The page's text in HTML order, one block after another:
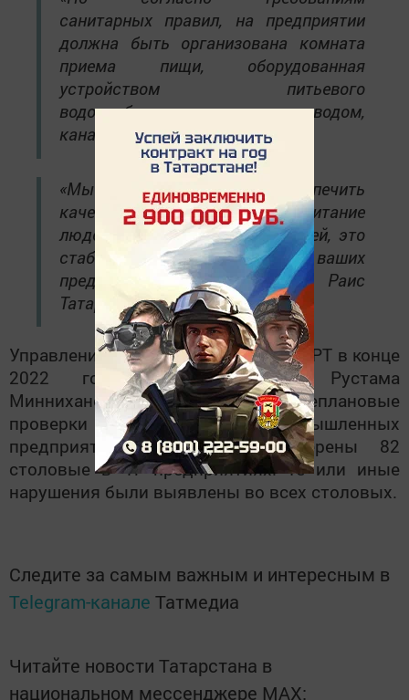
санитарных правил, на предприятии
должна быть организована комната
приема пищи, оборудованная
устройством питьевого
водоснабжения, водопроводом,
канализацией и отоплением».
«Мы способны обеспечить
качественное здоровое питание
людей. Это здоровье этих людей, это
стабильность работы ваших
предприятий», - заключил Раис
Татарстана Рустам Минниханов.
Управлением Роспотребнадзора по РТ в конце
2022 года по поручению Рустама
Минниханова были проведены внеплановые
проверки столовых крупных промышленных
предприятий республики. Проверены 82
столовые в 47 предприятиях. Те или иные
нарушения были выявлены во всех столовых.
Следите за самым важным и интересным в
Telegram-канале Татмедиа
Читайте новости Татарстана в
национальном мессенджере MАХ: